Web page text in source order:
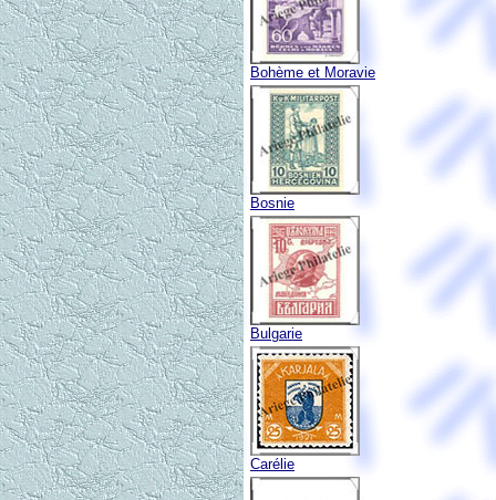
Bohème et Moravie
Bosnie
Bulgarie
Carélie